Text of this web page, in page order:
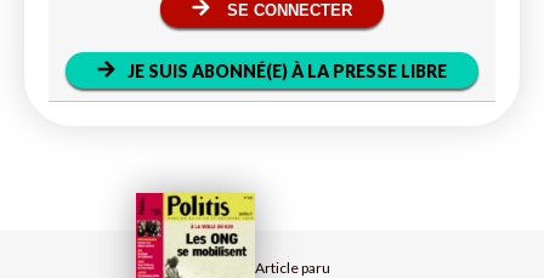
Article paru
SE CONNECTER
JE SUIS ABONNÉ(E) À LA PRESSE LIBRE